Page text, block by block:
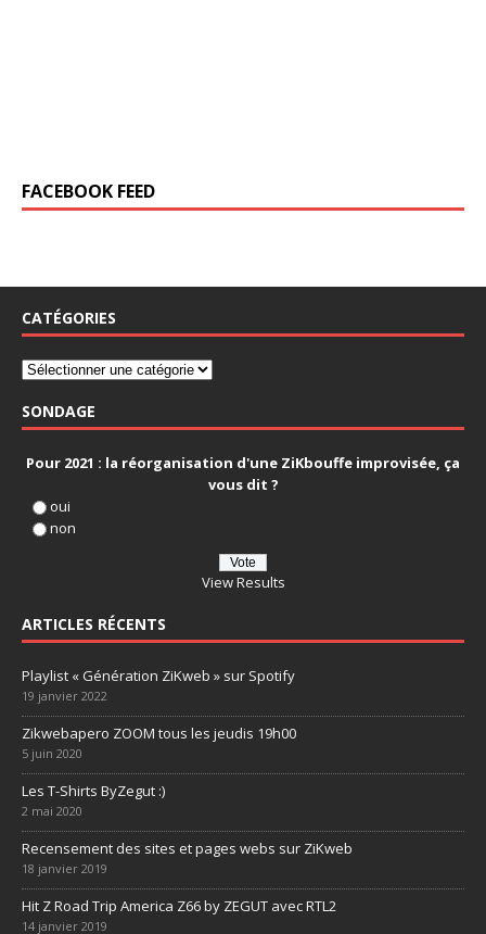
FACEBOOK FEED
CATÉGORIES
SONDAGE
Pour 2021 : la réorganisation d'une ZiKbouffe improvisée, ça
vous dit ?
oui
non
View Results
ARTICLES RÉCENTS
Playlist « Génération ZiKweb » sur Spotify
19 janvier 2022
Zikwebapero ZOOM tous les jeudis 19h00
5 juin 2020
Les T-Shirts ByZegut :)
2 mai 2020
Recensement des sites et pages webs sur ZiKweb
18 janvier 2019
Hit Z Road Trip America Z66 by ZEGUT avec RTL2
14 janvier 2019